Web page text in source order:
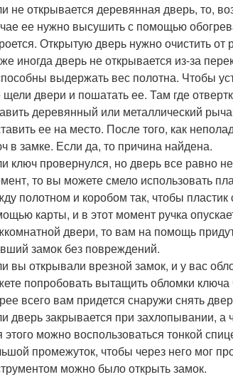
не открывается деревянная дверь, то,
ее нужно высушить с помощью
Открытую дверь нужно очистить
иногда дверь не открывается из-за
выдержать вес полотна. Чтобы
щели двери и пошатать ее. Там где
деревянный или металлический
ее на место. После того, как
в замке. Если да, то причина найдена.
ключ провернулся, но дверь все равно
то вы можете смело использовать
полотном и коробом так, чтобы
карты, и в этот момент ручка
двери, то вам на помощь
замок без повреждений.
вы открывали врезной замок, и у вас
попробовать вытащить обломки
всего вам придется снаружи снять
дверь закрывается при захлопывании, а
этого можно воспользоваться тонкой
промежуток, чтобы через него мог
можно было открыть замок.